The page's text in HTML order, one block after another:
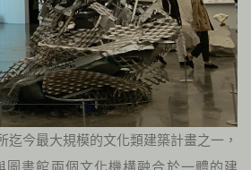
迄今最大規模的文化類建築計畫之一，